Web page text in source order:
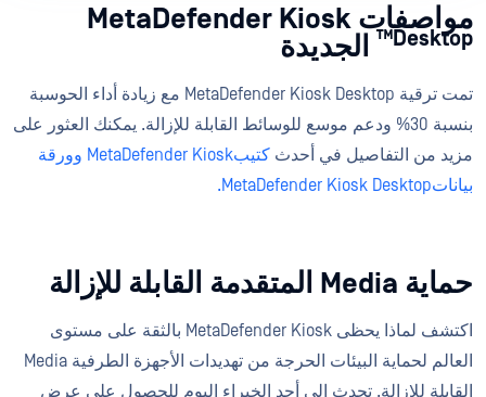
مواصفات MetaDefender Kiosk
Desktop™ الجديدة
تمت ترقية MetaDefender Kiosk Desktop مع زيادة أداء الحوسبة
بنسبة 30% ودعم موسع للوسائط القابلة للإزالة. يمكنك العثور على
مزيد من التفاصيل في أحدث كتيبMetaDefender Kiosk
وورقة
بياناتMetaDefender Kiosk Desktop.
حماية Media المتقدمة القابلة للإزالة
اكتشف لماذا يحظى MetaDefender Kiosk بالثقة على مستوى
العالم لحماية البيئات الحرجة من تهديدات الأجهزة الطرفية Media
القابلة للإزالة. تحدث إلى أحد الخبراء اليوم للحصول على عرض